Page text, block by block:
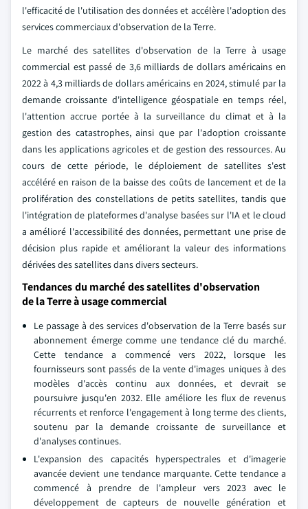
l'efficacité de l'utilisation des données et accélère l'adoption des
services commerciaux d'observation de la Terre.
Le marché des satellites d'observation de la Terre à usage
commercial est passé de 3,6 milliards de dollars américains en
2022 à 4,3 milliards de dollars américains en 2024, stimulé par la
demande croissante d'intelligence géospatiale en temps réel,
l'attention accrue portée à la surveillance du climat et à la
gestion des catastrophes, ainsi que par l'adoption croissante
dans les applications agricoles et de gestion des ressources. Au
cours de cette période, le déploiement de satellites s'est
accéléré en raison de la baisse des coûts de lancement et de la
prolifération des constellations de petits satellites, tandis que
l'intégration de plateformes d'analyse basées sur l'IA et le cloud
a amélioré l'accessibilité des données, permettant une prise de
décision plus rapide et améliorant la valeur des informations
dérivées des satellites dans divers secteurs.
Tendances du marché des satellites d'observation
de la Terre à usage commercial
Le passage à des services d'observation de la Terre basés sur
abonnement émerge comme une tendance clé du marché.
Cette tendance a commencé vers 2022, lorsque les
fournisseurs sont passés de la vente d'images uniques à des
modèles d'accès continu aux données, et devrait se
poursuivre jusqu'en 2032. Elle améliore les flux de revenus
récurrents et renforce l'engagement à long terme des clients,
soutenu par la demande croissante de surveillance et
d'analyses continues.
L'expansion des capacités hyperspectrales et d'imagerie
avancée devient une tendance marquante. Cette tendance a
commencé à prendre de l'ampleur vers 2023 avec le
développement de capteurs de nouvelle génération et